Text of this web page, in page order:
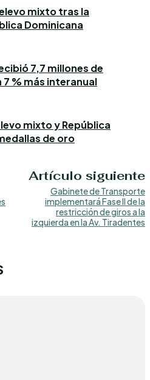
mixto tras la
Dominicana
7,7 millones de
% más interanual
mixto y República
de oro
Artículo siguiente
Gabinete de Transporte
implementará Fase II de la
restricción de giros a la
izquierda en la Av. Tiradentes